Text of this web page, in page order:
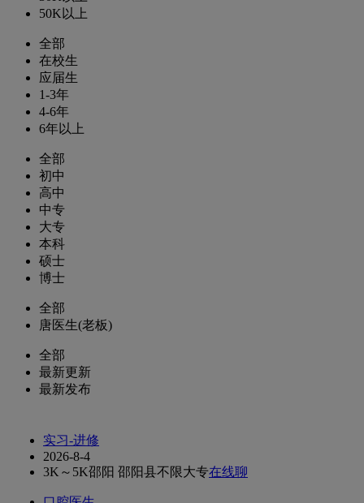
50K以上
全部
在校生
应届生
1-3年
4-6年
6年以上
全部
初中
高中
中专
大专
本科
硕士
博士
全部
唐医生(老板)
全部
最新更新
最新发布
实习-进修
2026-8-4
3K～5K邵阳 邵阳县不限大专在线聊